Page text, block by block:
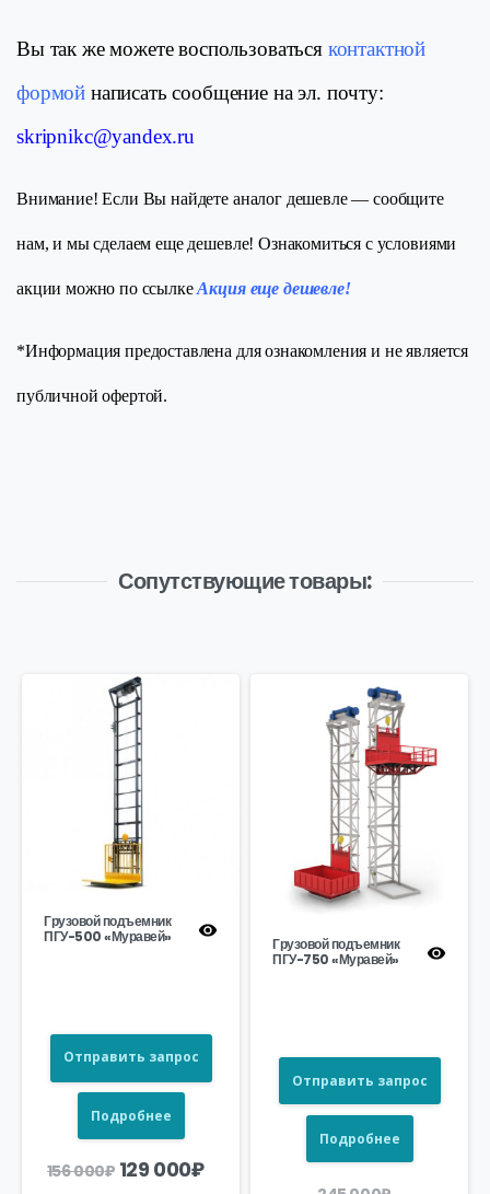
Вы так же можете воспользоваться контактной
формой написать сообщение на эл. почту:
skripnikc@yandex.ru
Внимание! Если Вы найдете аналог дешевле — сообщите
нам, и мы сделаем еще дешевле! Ознакомиться с условиями
акции можно по ссылкеАкция еще дешевле!
*Информация предоставлена для ознакомления и не является
публичной офертой.
Сопутствующие товары:
Грузовой подъемник
ПГУ-500 «Муравей»
Отправить запрос
Подробнее
156 000₽ Первоначальная
цена
129 000₽Текущая
Грузовой подъемник
ПГУ-750 «Муравей»
Отправить запрос
Подробнее